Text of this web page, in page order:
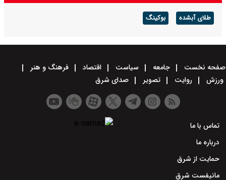
طلای آبشده بوکینگ
صفحه نخست جامعه سیاست اقتصاد
فرهنگ و هنر
ورزش
روایت تصویر صدای شرق
تماس با ما
درباره ما
حمایت از شرق
مانیفست شرق